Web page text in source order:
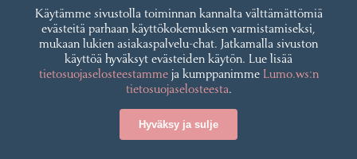
Häiveotsa | Yksiosainen monofilamentti |
Käsinsidottu | Aitohius
1 348,00 €
Käytämme sivustolla toiminnan kannalta välttämättömiä
evästeitä parhaan käyttökokemuksen varmistamiseksi,
mukaan lukien asiakaspalvelu-chat. Jatkamalla sivuston
käyttöä hyväksyt evästeiden käytön. Lue lisää
tietosuojaselosteestammeja kumppanimme Lumo.ws:n
tietosuojaselosteesta.
Hyväksy ja sulje